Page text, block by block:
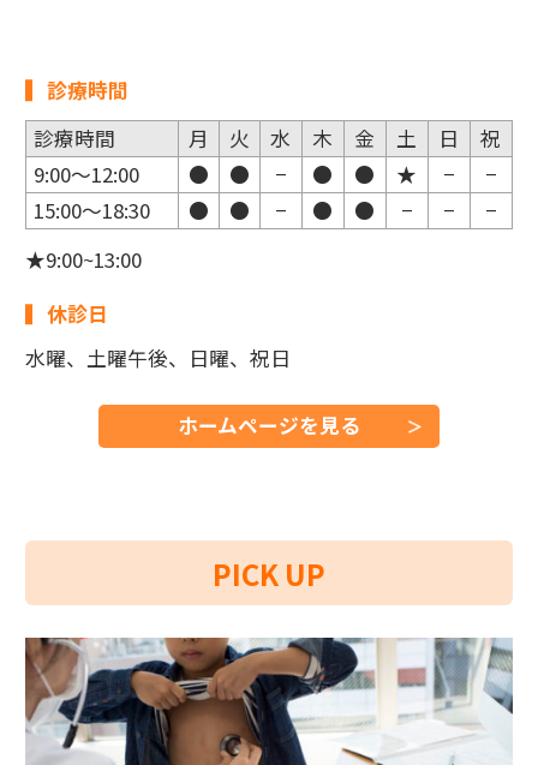
診療時間
診療時間
月 火 水 木 金 土 日
祝
9:00～12:00
● ● − ● ● ★ −
−
15:00～18:30
● ● − ● ● − −
−
★9:00~13:00
休診日
水曜、土曜午後、日曜、祝日
ホームページを見る
PICK UP